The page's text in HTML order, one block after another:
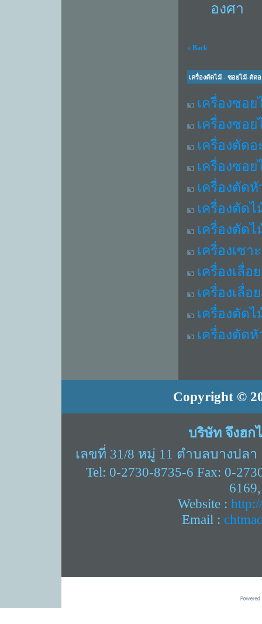
องศา
« Back
เครื่องตัดไม้ - ซอยไม้-ตัด
เครื่องซอย
เครื่องซอ
เครื่องตัด
เครื่องซอ
เครื่องตัดหั
เครื่องตัด
เครื่องตัด
เครื่องเซ
เครื่องเลื่อ
เครื่องเลื่อ
เครื่องตัด
เครื่องตัด
Copyright ©
บริษัท จึงฮก
เลขที่ 31/8 หมู่ 11 ตำบลบางปล
Tel: 0-2730-8735-6 Fax: 0-
Website :
Email :